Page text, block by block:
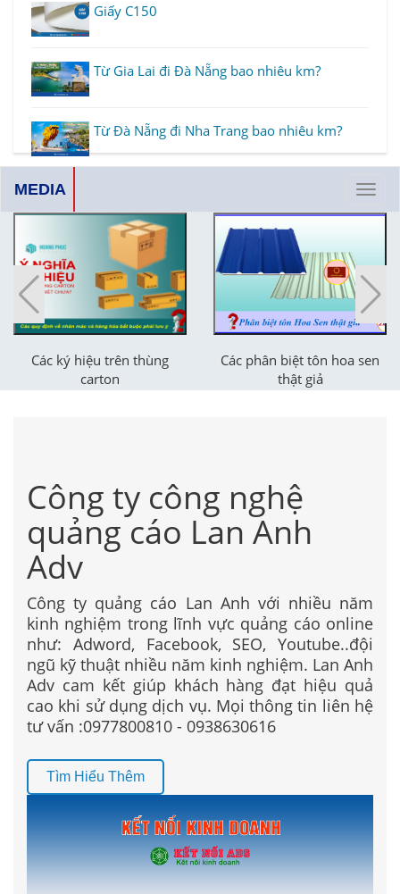
Giấy C150
Từ Gia Lai đi Đà Nẵng bao nhiêu km?
Từ Đà Nẵng đi Nha Trang bao nhiêu km?
Từ TPHCM đi Tây Ninh bao nhiêu km
MEDIA
Các phân biệt tôn hoa sen
thật giả
Giới thiệu về cửa hàng
chăm sóc thú cưng Dogs
Công ty công nghệ
quảng cáo Lan Anh
Adv
Công ty quảng cáo Lan Anh với nhiều năm
kinh nghiệm trong lĩnh vực quảng cáo online
như: Adword, Facebook, SEO, Youtube..đội
ngũ kỹ thuật nhiều năm kinh nghiệm. Lan Anh
Adv cam kết giúp khách hàng đạt hiệu quả
cao khi sử dụng dịch vụ. Mọi thông tin liên hệ
tư vấn :0977800810 - 0938630616
Tìm Hiểu Thêm